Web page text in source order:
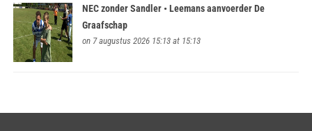
NEC zonder Sandler • Leemans aanvoerder De
Graafschap
on 7 augustus 2026 15:13 at 15:13